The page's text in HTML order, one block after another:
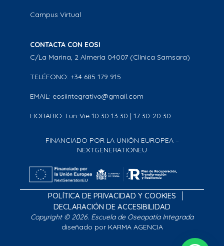
Campus Virtual
CONTACTA CON EOSI
C/La Marina, 2 Almería 04007 (Clínica Samsara)
TELÉFONO: +34 685 179 915
EMAIL: eosiintegrativo@gmail.com
HORARIO: Lun-Vie 10:30-13:30 | 17:30-20:30
FINANCIADO POR LA UNIÓN EUROPEA –
NEXTGENERATIONEU
POLÍTICA DE PRIVACIDAD Y COOKIES
DECLARACIÓN DE ACCESIBILIDAD
Copyright © 2026. Escuela de Oseopatía Integrada
diseñado por KARMA AGENCIA